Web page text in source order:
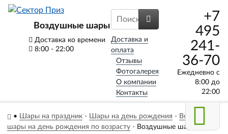
Воздушные шары
Доставка ко времени
8:00 - 22:00
Доставка и
оплата
Отзывы
Фотогалерея
О компании
Контакты
+7
495
241-
36-70
Ежедневно с
8:00 до
22:00
• Шары на праздник- Шары на день рождения - Воздушные
шары на день рождения по возрасту - Воздушные шары на 8